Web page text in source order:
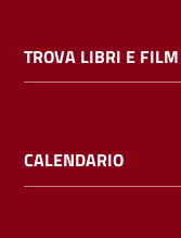
TROVA LIBRI E FILM
CALENDARIO